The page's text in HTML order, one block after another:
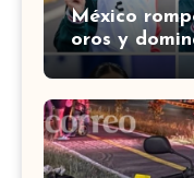
México
oros y
Domingo